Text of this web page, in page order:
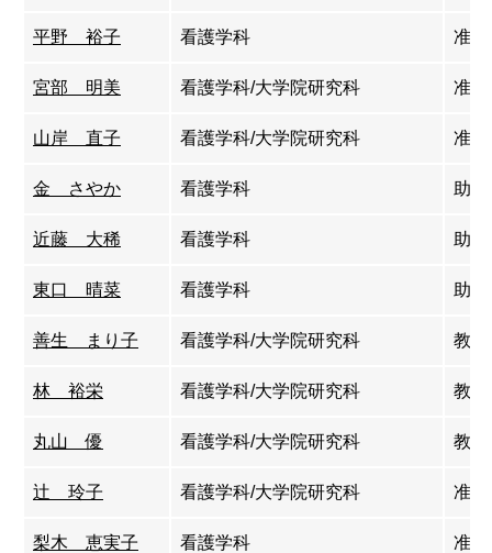
平野 裕子 看護学科 准教
宮部 明美 看護学科/大学院研究科 准教
山岸 直子 看護学科/大学院研究科 准教
金 さやか 看護学科 助教
近藤 大稀 看護学科 助教
東口 晴菜 看護学科 助教
善生 まり子 看護学科/大学院研究科 教授
林 裕栄 看護学科/大学院研究科 教授
丸山 優 看護学科/大学院研究科 教授
辻 玲子 看護学科/大学院研究科 准教
梨木 恵実子 看護学科 准教